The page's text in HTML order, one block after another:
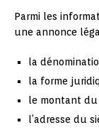
Parmi les
une annonce
la
la forme
le montant
l’adresse du